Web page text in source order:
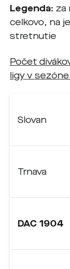
Legenda: za
celkovo, na
stretnutie
Počet
ligy v
Slovan
Trnava
DAC 1904